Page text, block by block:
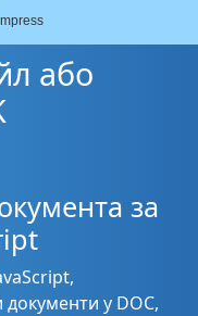
або
за
у DOC,